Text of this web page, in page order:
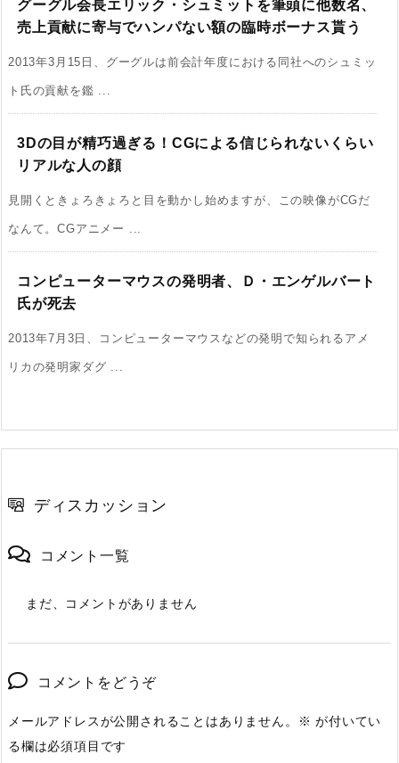
グーグル会長エリック・シュミットを筆頭に他数名、
売上貢献に寄与でハンパない額の臨時ボーナス貰う
2013年3月15日、グーグルは前会計年度における同社へのシュミッ
ト氏の貢献を鑑 ...
3Dの目が精巧過ぎる！CGによる信じられないくらい
リアルな人の顔
見開くときょろきょろと目を動かし始めますが、この映像がCGだ
なんて。CGアニメー ...
コンピューターマウスの発明者、Ｄ・エンゲルバート
氏が死去
2013年7月3日、コンピューターマウスなどの発明で知られるアメ
リカの発明家ダグ ...
ディスカッション
コメント一覧
まだ、コメントがありません
コメントをどうぞ
メールアドレスが公開されることはありません。 ※ が付いてい
る欄は必須項目です